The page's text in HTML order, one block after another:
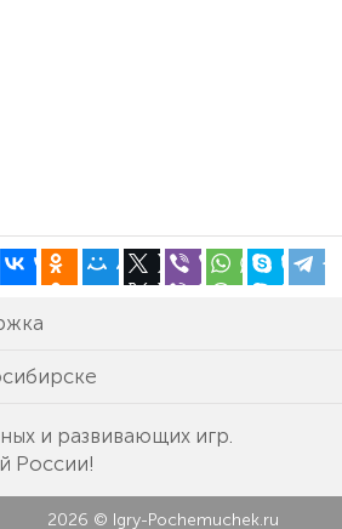
и развивающих игр.
России!
2026 © Igry-Pochemuchek.ru